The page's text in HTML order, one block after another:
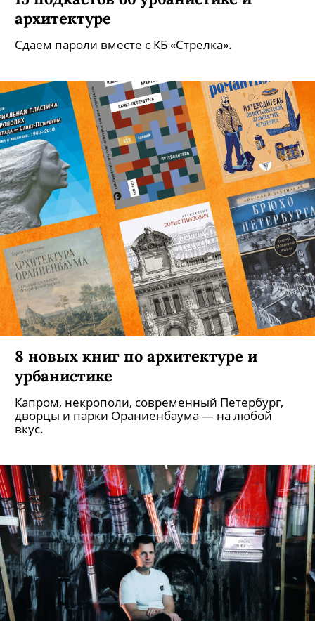
15 подкастов об урбанистике и
архитектуре
8 новых книг по архитектуре и
урбанистике
Капром, некрополи, современный Петербург,